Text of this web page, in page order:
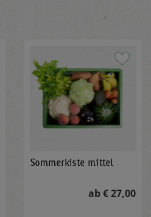
Sommerkiste mittel
ab € 27,00